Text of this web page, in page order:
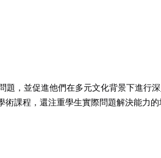
題，並促進他們在多元文化背景下進行
課程，還注重學生實際問題解決能力
忘記密碼?